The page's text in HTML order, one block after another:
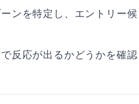
ンを特定し、エントリー候
反応が出るかどうかを確認